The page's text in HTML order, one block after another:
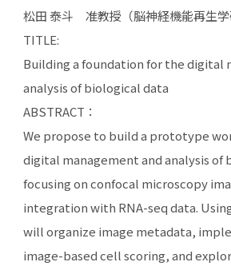
松田 泰斗 准教授（脳神経機能再生学
TITLE:
Building a foundation for the digital
analysis of biological data
ABSTRACT：
We propose to build a prototype
digital management and analysis of
focusing on confocal microscopy
integration with RNA-seq data.
will organize image metadata,
image-based cell scoring, and